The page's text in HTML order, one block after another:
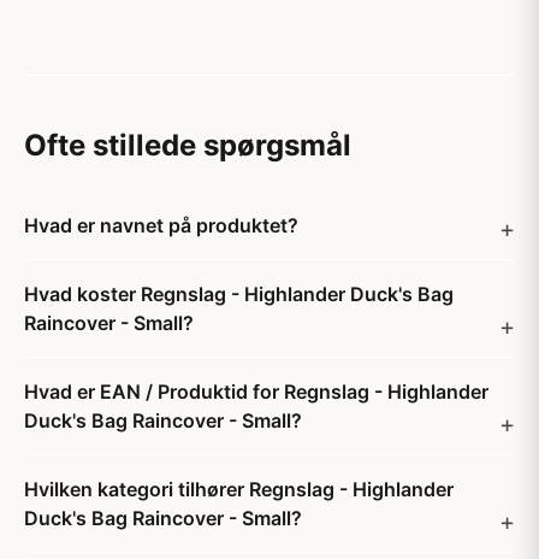
Ofte stillede spørgsmål
Hvad er navnet på produktet?
Hvad koster Regnslag - Highlander Duck's Bag
Raincover - Small?
Hvad er EAN / Produktid for Regnslag - Highlander
Duck's Bag Raincover - Small?
Hvilken kategori tilhører Regnslag - Highlander
Duck's Bag Raincover - Small?